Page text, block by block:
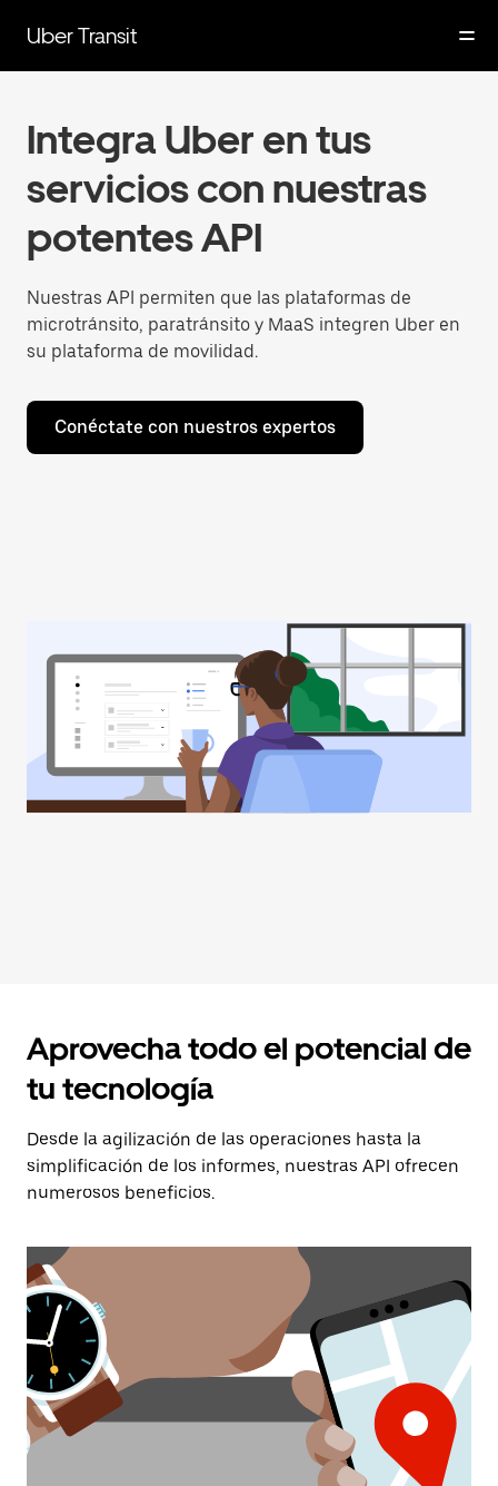
contenido
principal
Uber Transit
Integra Uber en tus
servicios con nuestras
potentes API
Nuestras API permiten que las plataformas de
microtránsito, paratránsito y MaaS integren Uber en
su plataforma de movilidad.
Conéctate con nuestros expertos
Aprovecha todo el potencial de
tu tecnología
Desde la agilización de las operaciones hasta la
simplificación de los informes, nuestras API ofrecen
numerosos beneficios.